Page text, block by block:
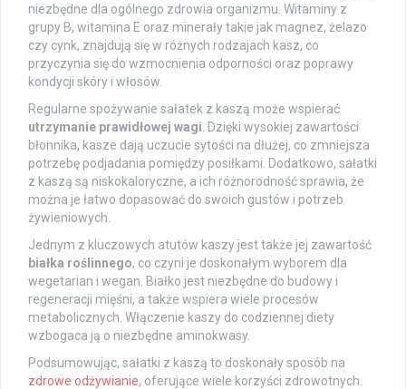
niezbędne dla ogólnego zdrowia organizmu. Witaminy z
grupy B, witamina E oraz minerały takie jak magnez, żelazo
czy cynk, znajdują się w różnych rodzajach kasz, co
przyczynia się do wzmocnienia odporności oraz poprawy
kondycji skóry i włosów.
Regularne spożywanie sałatek z kaszą może wspierać
utrzymanie prawidłowej wagi . Dzięki wysokiej zawartości
błonnika, kasze dają uczucie sytości na dłużej, co zmniejsza
potrzebę podjadania pomiędzy posiłkami. Dodatkowo, sałatki
z kaszą są niskokaloryczne, a ich różnorodność sprawia, że
można je łatwo dopasować do swoich gustów i potrzeb
żywieniowych.
Jednym z kluczowych atutów kaszy jest także jej zawartość
białka roślinnego, co czyni je doskonałym wyborem dla
wegetarian i wegan. Białko jest niezbędne do budowy i
regeneracji mięśni, a także wspiera wiele procesów
metabolicznych. Włączenie kaszy do codziennej diety
wzbogaca ją o niezbędne aminokwasy.
Podsumowując, sałatki z kaszą to doskonały sposób na
zdrowe odżywianie, oferujące wiele korzyści zdrowotnych.